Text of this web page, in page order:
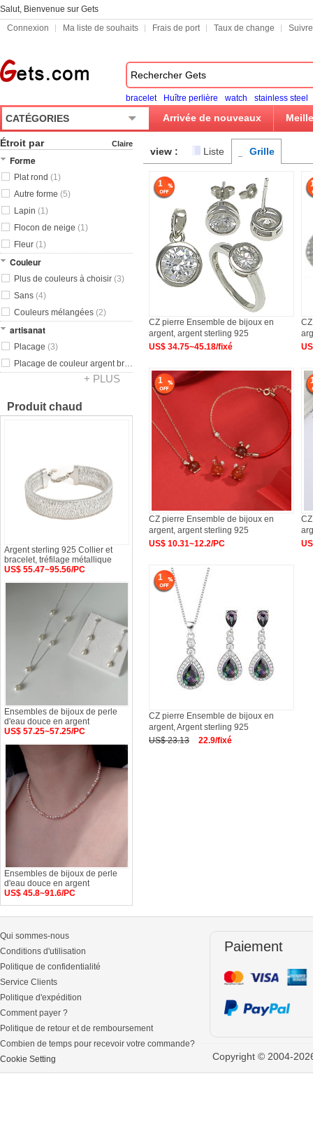
Salut, Bienvenue sur Gets
Connexion
Ma liste de souhaits Frais de port Taux de change
bracelet Huître perlière watch stainless steel
CATÉGORIES Arrivée de nouveaux
view : Liste Grille
1
CZ pierre Ensemble de bijoux en
argent, argent sterling 925
US$ 34.75~45.18/fixé
1
CZ pierre Ensemble de bijoux en
argent, argent sterling 925
US$ 10.31~12.2/PC
1
CZ pierre Ensemble de bijoux en
argent, Argent sterling 925
US$ 23.13
22.9/fixé
Étroit par Claire
Forme
Plat rond (1)
Autre forme (5)
Lapin (1)
Flocon de neige (1)
Fleur (1)
Couleur
Plus de couleurs à choisir (3)
Sans (4)
Couleurs mélangées (2)
artisanat
Placage (3)
Placage de couleur argent brillant
+ PLUS
Produit chaud
Argent sterling 925 Collier et
bracelet, tréfilage métallique
US$ 55.47~95.56/PC
Ensembles de bijoux de perle
d'eau douce en argent
US$ 57.25~57.25/PC
Ensembles de bijoux de perle
d'eau douce en argent
US$ 45.8~91.6/PC
Qui sommes-nous
Conditions d'utilisation
Politique de confidentialité
Service Clients
Politique d'expédition
Comment payer ?
Politique de retour et de remboursement
Combien de temps pour recevoir votre commande?
Cookie Setting
Paiement
Copyright © 2004-